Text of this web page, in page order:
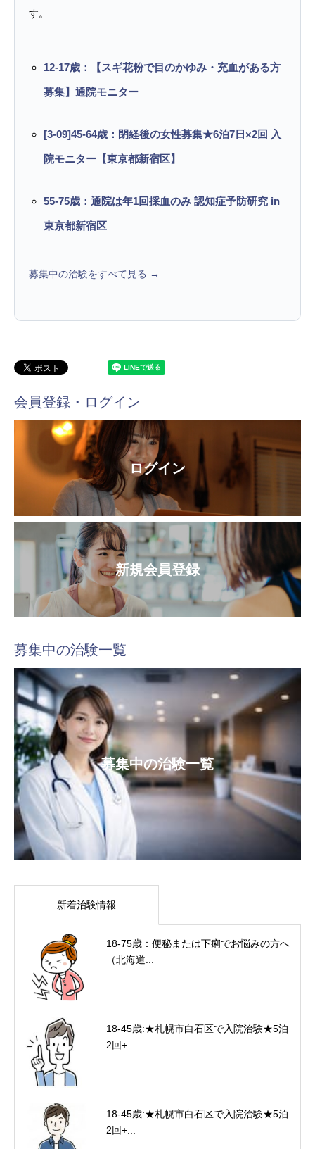
す。
12-17歳：【スギ花粉で目のかゆみ・充血がある方
募集】通院モニター
[3-09]45-64歳：閉経後の女性募集★6泊7日×2回 入
院モニター【東京都新宿区】
55-75歳：通院は年1回採血のみ 認知症予防研究 in
東京都新宿区
募集中の治験をすべて見る →
会員登録・ログイン
ログイン
新規会員登録
募集中の治験一覧
募集中の治験一覧
新着治験情報
18-75歳：便秘または下痢でお悩みの方へ
（北海道...
18-45歳:★札幌市白石区で入院治験★5泊
2回+...
18-45歳:★札幌市白石区で入院治験★5泊
2回+...